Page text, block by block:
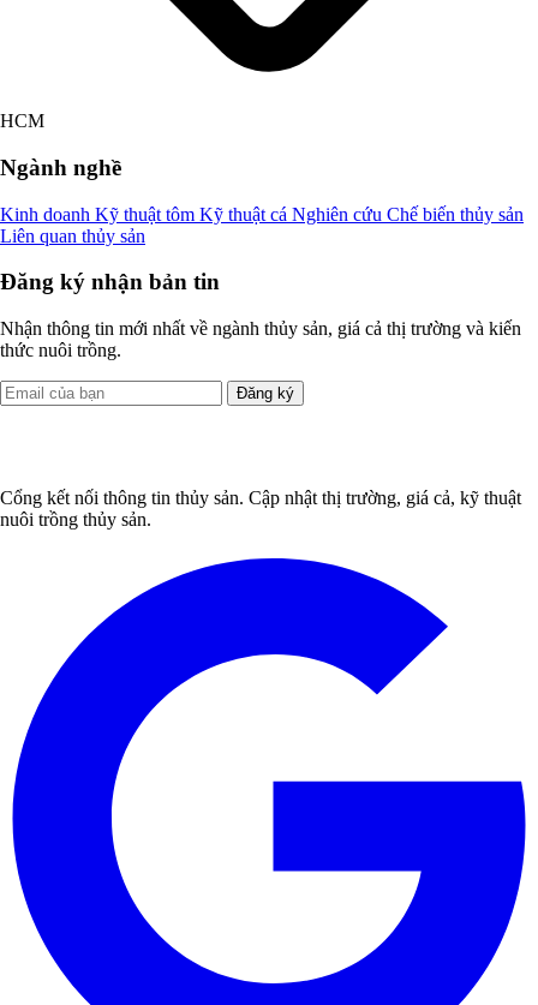
HCM
Ngành nghề
Kinh doanh Kỹ thuật tôm Kỹ thuật cá Nghiên cứu Chế biến thủy sản
Liên quan thủy sản
Đăng ký nhận bản tin
Nhận thông tin mới nhất về ngành thủy sản, giá cả thị trường và kiến
thức nuôi trồng.
Đăng ký
Cổng kết nối thông tin thủy sản. Cập nhật thị trường, giá cả, kỹ thuật
nuôi trồng thủy sản.